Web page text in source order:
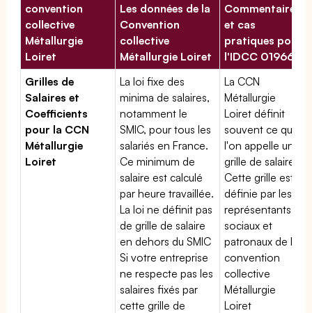
convention
collective
Métallurgie
Loiret
Les données de la
Convention
collective
Métallurgie Loiret
Commentaires
et cas
pratiques pour
l'IDCC 01966
Grilles de
Salaires et
Coefficients
pour la CCN
Métallurgie
Loiret
La loi fixe des
minima de salaires,
notamment le
SMIC, pour tous les
salariés en France.
Ce minimum de
salaire est calculé
par heure travaillée.
La loi ne définit pas
de grille de salaire
en dehors du SMIC
Si votre entreprise
ne respecte pas les
salaires fixés par
cette grille de
La CCN
Métallurgie
Loiret définit
souvent ce que
l'on appelle une
grille de salaires.
Cette grille est
définie par les
représentants
sociaux et
patronaux de la
convention
collective
Métallurgie
Loiret